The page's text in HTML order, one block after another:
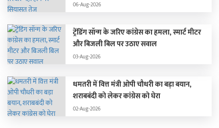
06-Aug-2026
ट्रेंडिंग सॉन्ग के जरिए कांग्रेस का हमला, स्मार्ट मीटर
और बिजली बिल पर उठाए सवाल
03-Aug-2026
धमतरी में वित्त मंत्री ओपी चौधरी का बड़ा बयान,
शराबबंदी को लेकर कांग्रेस को घेरा
02-Aug-2026